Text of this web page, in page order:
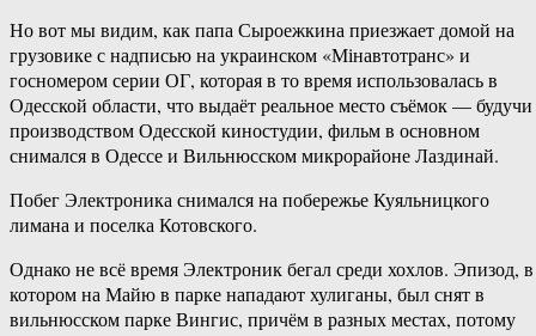
Но вот мы видим, как папа Сыроежкина приезжает домой на
грузовике с надписью на украинском «Мінавтотранс» и
госномером серии ОГ, которая в то время использовалась в
Одесской области, что выдаёт реальное место съёмок — будучи
производством Одесской киностудии, фильм в основном
снимался в Одессе и Вильнюсском микрорайоне Лаздинай.
Побег Электроника снимался на побережье Куяльницкого
лимана и поселка Котовского.
Однако не всё время Электроник бегал среди хохлов. Эпизод, в
котором на Майю в парке нападают хулиганы, был снят в
вильнюсском парке Вингис, причём в разных местах, потому